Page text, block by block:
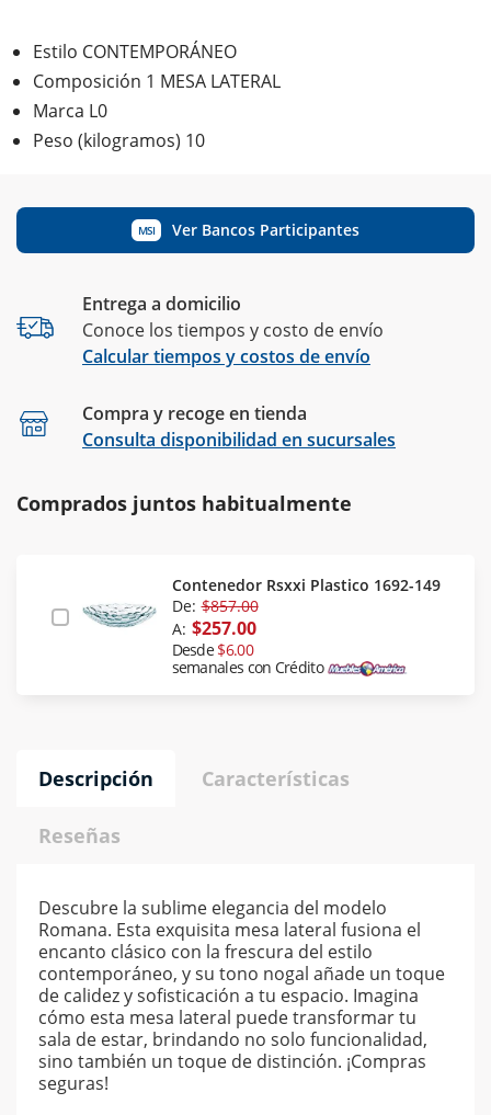
Estilo CONTEMPORÁNEO
Composición 1 MESA LATERAL
Marca L0
Peso (kilogramos) 10
MSI Ver Bancos Participantes
Entrega a domicilio
Conoce los tiempos y costo de envío
Calcular tiempos y costos de envío
Compra y recoge en tienda
Consulta disponibilidad en sucursales
Comprados juntos habitualmente
Contenedor Rsxxi Plastico 1692-149
De: $857.00
A: $257.00
Desde$6.00
semanales con Crédito
Descripción Características
Reseñas
Descubre la sublime elegancia del modelo
Romana. Esta exquisita mesa lateral fusiona el
encanto clásico con la frescura del estilo
contemporáneo, y su tono nogal añade un toque
de calidez y sofisticación a tu espacio. Imagina
cómo esta mesa lateral puede transformar tu
sala de estar, brindando no solo funcionalidad,
sino también un toque de distinción. ¡Compras
seguras!